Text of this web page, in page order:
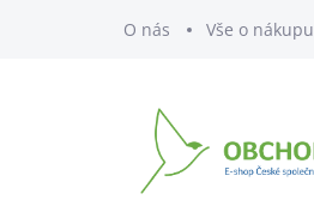
O nás Vše o nákupu